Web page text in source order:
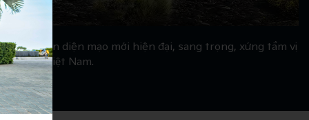
tạo nên diện mạo mới hiện đại, sang trọng, xứng tầm vị
Kia tại Việt Nam.